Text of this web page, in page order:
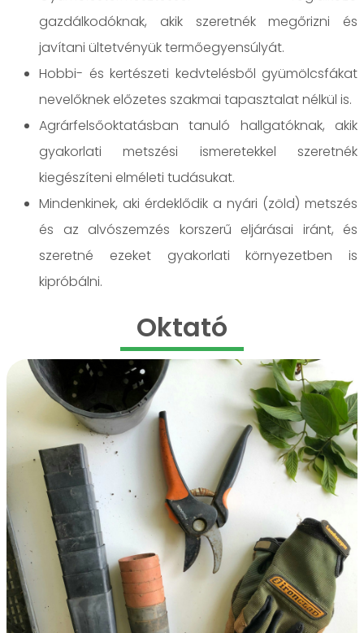
gazdálkodóknak, akik szeretnék megőrizni és
javítani ültetvényük termőegyensúlyát.
Hobbi- és kertészeti kedvtelésből gyümölcsfákat
nevelőknek előzetes szakmai tapasztalat nélkül is.
Agrárfelsőoktatásban tanuló hallgatóknak, akik
gyakorlati metszési ismeretekkel szeretnék
kiegészíteni elméleti tudásukat.
Mindenkinek, aki érdeklődik a nyári (zöld) metszés
és az alvószemzés korszerű eljárásai iránt, és
szeretné ezeket gyakorlati környezetben is
kipróbálni.
Oktató